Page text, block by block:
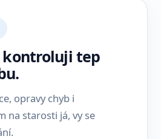
kontroluji tep
opravy chyb i
na starosti já, vy se